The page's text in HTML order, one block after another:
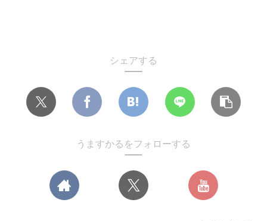
シェアする
うますかるをフォローする